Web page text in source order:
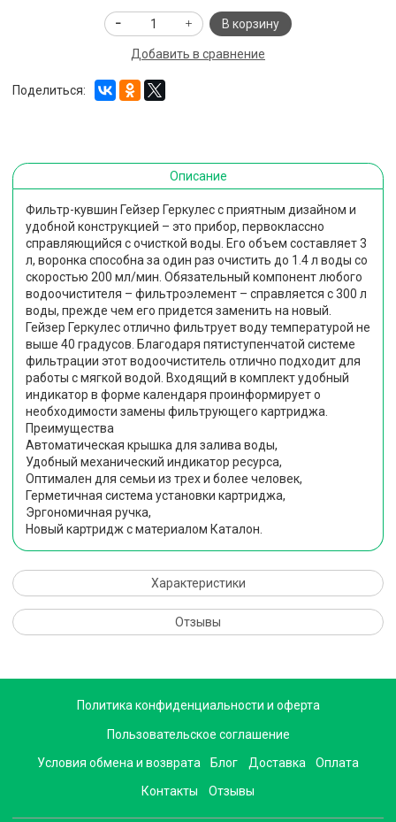
В корзину
Добавить в сравнение
Поделиться:
Описание
Фильтр-кувшин Гейзер Геркулес с приятным дизайном и
удобной конструкцией – это прибор, первоклассно
справляющийся с очисткой воды. Его объем составляет 3
л, воронка способна за один раз очистить до 1.4 л воды со
скоростью 200 мл/мин. Обязательный компонент любого
водоочистителя – фильтроэлемент – справляется с 300 л
воды, прежде чем его придется заменить на новый.
Гейзер Геркулес отлично фильтрует воду температурой не
выше 40 градусов. Благодаря пятиступенчатой системе
фильтрации этот водоочиститель отлично подходит для
работы с мягкой водой. Входящий в комплект удобный
индикатор в форме календаря проинформирует о
необходимости замены фильтрующего картриджа.
Преимущества
Автоматическая крышка для залива воды,
Удобный механический индикатор ресурса,
Оптимален для семьи из трех и более человек,
Герметичная система установки картриджа,
Эргономичная ручка,
Новый картридж с материалом Каталон.
Характеристики
Отзывы
Политика конфиденциальности и оферта
Пользовательское соглашение
Условия обмена и возврата Блог Доставка Оплата
Контакты Отзывы